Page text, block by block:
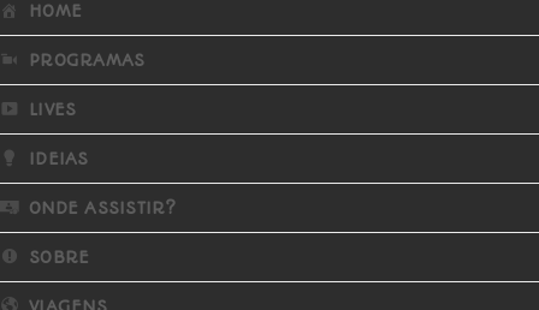
HOME
PROGRAMAS
LIVES
IDEIAS
ONDE ASSISTIR?
SOBRE